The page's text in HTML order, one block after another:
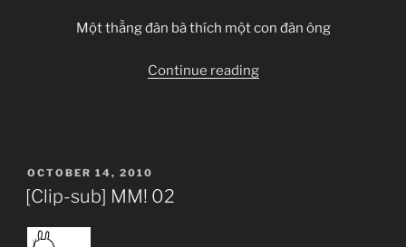
Một thằng đàn bà thích một con đàn ông
Continue reading“[Clip-
POSTED
ON
OCTOBER 14, 2010
[Clip-sub] MM! 02